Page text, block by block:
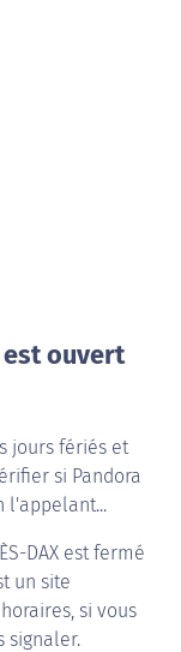
ouvert
jours fériés et
si Pandora
l'appelant...
DAX est fermé
un site
si vous
signaler.